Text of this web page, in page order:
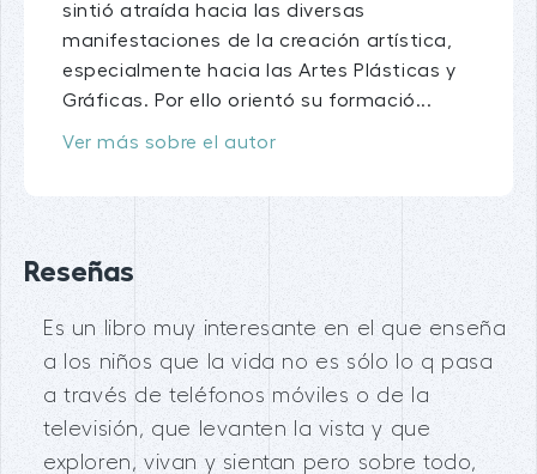
sintió atraída hacia las diversas
manifestaciones de la creación artística,
especialmente hacia las Artes Plásticas y
Gráficas. Por ello orientó su formació...
Ver más sobre el autor
Reseñas
Es un libro muy interesante en el que enseña
a los niños que la vida no es sólo lo q pasa
a través de teléfonos móviles o de la
televisión, que levanten la vista y que
exploren, vivan y sientan pero sobre todo,